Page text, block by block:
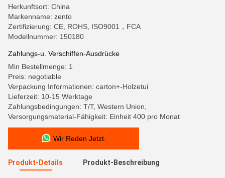
Herkunftsort: China
Markenname: zento
Zertifizierung: CE, ROHS, ISO9001，FCA
Modellnummer: 150180
Zahlungs-u. Verschiffen-Ausdrücke
Min Bestellmenge: 1
Preis: negotiable
Verpackung Informationen: carton+-Holzetui
Lieferzeit: 10-15 Werktage
Zahlungsbedingungen: T/T, Western Union,
Versorgungsmaterial-Fähigkeit: Einheit 400 pro Monat
Wir Reden Jetzt.
Produkt-Details Produkt-Beschreibung